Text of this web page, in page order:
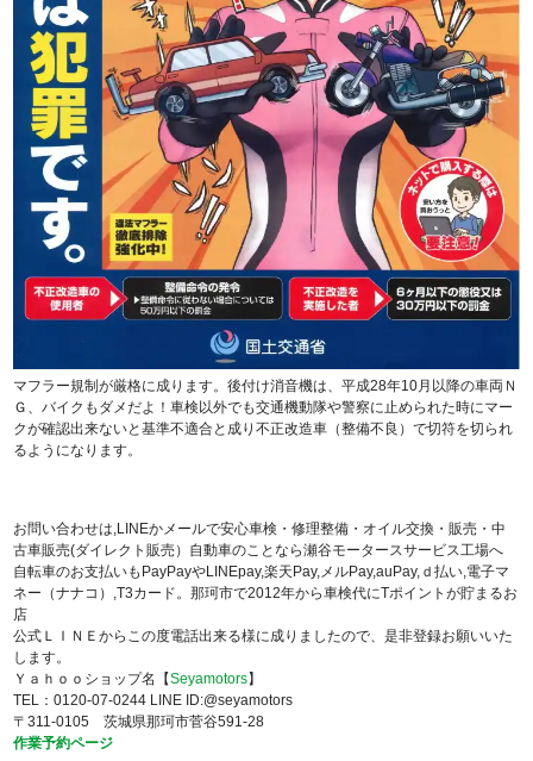
マフラー規制が厳格に成ります。後付け消音機は、平成28年10月以降の車両Ｎ
Ｇ、バイクもダメだよ！車検以外でも交通機動隊や警察に止められた時にマー
クが確認出来ないと基準不適合と成り不正改造車（整備不良）で切符を切られ
るようになります。
お問い合わせは,LINEかメールで安心車検・修理整備・オイル交換・販売・中
古車販売(ダイレクト販売）自動車のことなら瀬谷モータースサービス工場へ
自転車のお支払いもPayPayやLINEpay,楽天Pay,メルPay,auPay,ｄ払い,電子マ
ネー（ナナコ）,T3カード。那珂市で2012年から車検代にTポイントが貯まるお
店
公式ＬＩＮＥからこの度電話出来る様に成りましたので、是非登録お願いいた
します。
Ｙａｈｏｏショップ名【Seyamotors】
TEL：0120-07-0244 LINE ID:@seyamotors
〒311-0105 茨城県那珂市菅谷591-28
作業予約ページ